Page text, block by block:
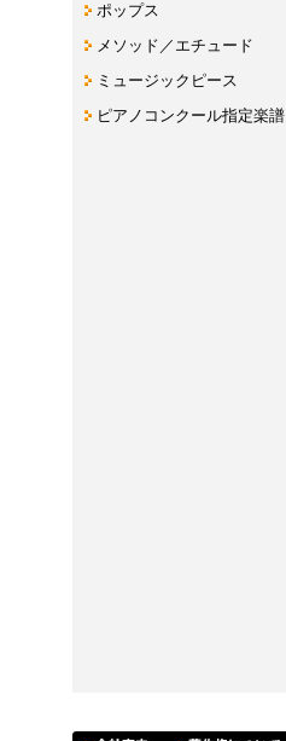
ポップス
メソッド／エチュード
ミュージックピース
ピアノコンクール指定楽譜